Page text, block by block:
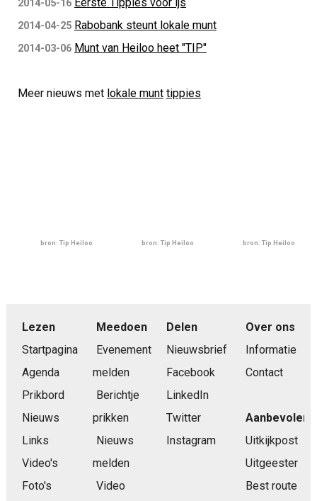
2014-05-16 Eerste Tippies voor ijs
2014-04-25 Rabobank steunt lokale munt
2014-03-06 Munt van Heiloo heet "TIP"
Meer nieuws met lokale munt tippies
bron: Tip Heiloo bron: Tip Heiloo bron: Tip Heiloo
Lezen
Startpagina
Agenda
Prikbord
Nieuws
Links
Video's
Foto's
Meedoen
Evenement
melden
Berichtje
prikken
Nieuws
melden
Video
Delen
Nieuwsbrief
Facebook
LinkedIn
Twitter
Instagram
Over ons
Informatie
Contact
Aanbevolen
Uitkijkpost
Uitgeester
Best route